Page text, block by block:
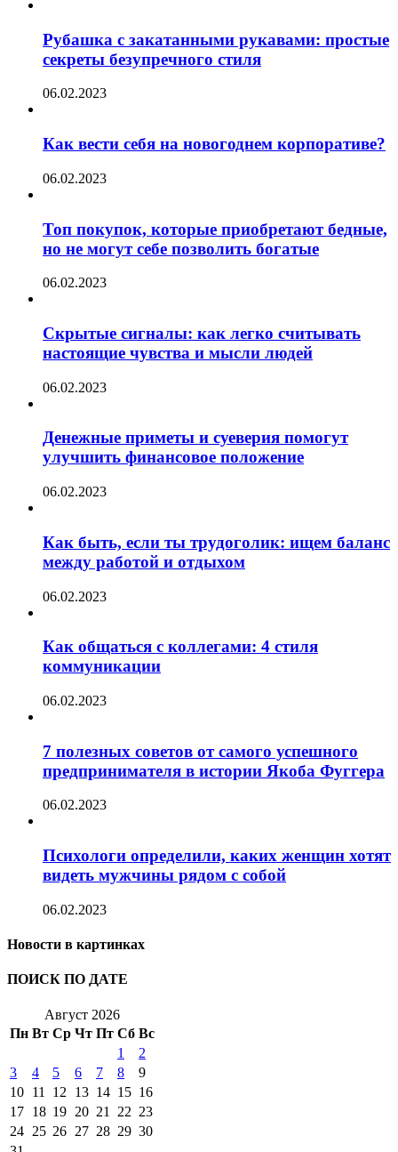
Рубашка с закатанными рукавами: простые
секреты безупречного стиля
06.02.2023
Как вести себя на новогоднем корпоративе?
06.02.2023
Топ покупок, которые приобретают бедные,
но не могут себе позволить богатые
06.02.2023
Скрытые сигналы: как легко считывать
настоящие чувства и мысли людей
06.02.2023
Денежные приметы и суеверия помогут
улучшить финансовое положение
06.02.2023
Как быть, если ты трудоголик: ищем баланс
между работой и отдыхом
06.02.2023
Как общаться с коллегами: 4 стиля
коммуникации
06.02.2023
7 полезных советов от самого успешного
предпринимателя в истории Якоба Фуггера
06.02.2023
Психологи определили, каких женщин хотят
видеть мужчины рядом с собой
06.02.2023
Новости в картинках
ПОИСК ПО ДАТЕ
Август 2026
Пн Вт Ср Чт Пт Сб Вс
1
2
3
4 5 6 7 8
9
10 11 12 13 14 15 16
17 18 19 20 21 22 23
24 25 26 27 28 29 30